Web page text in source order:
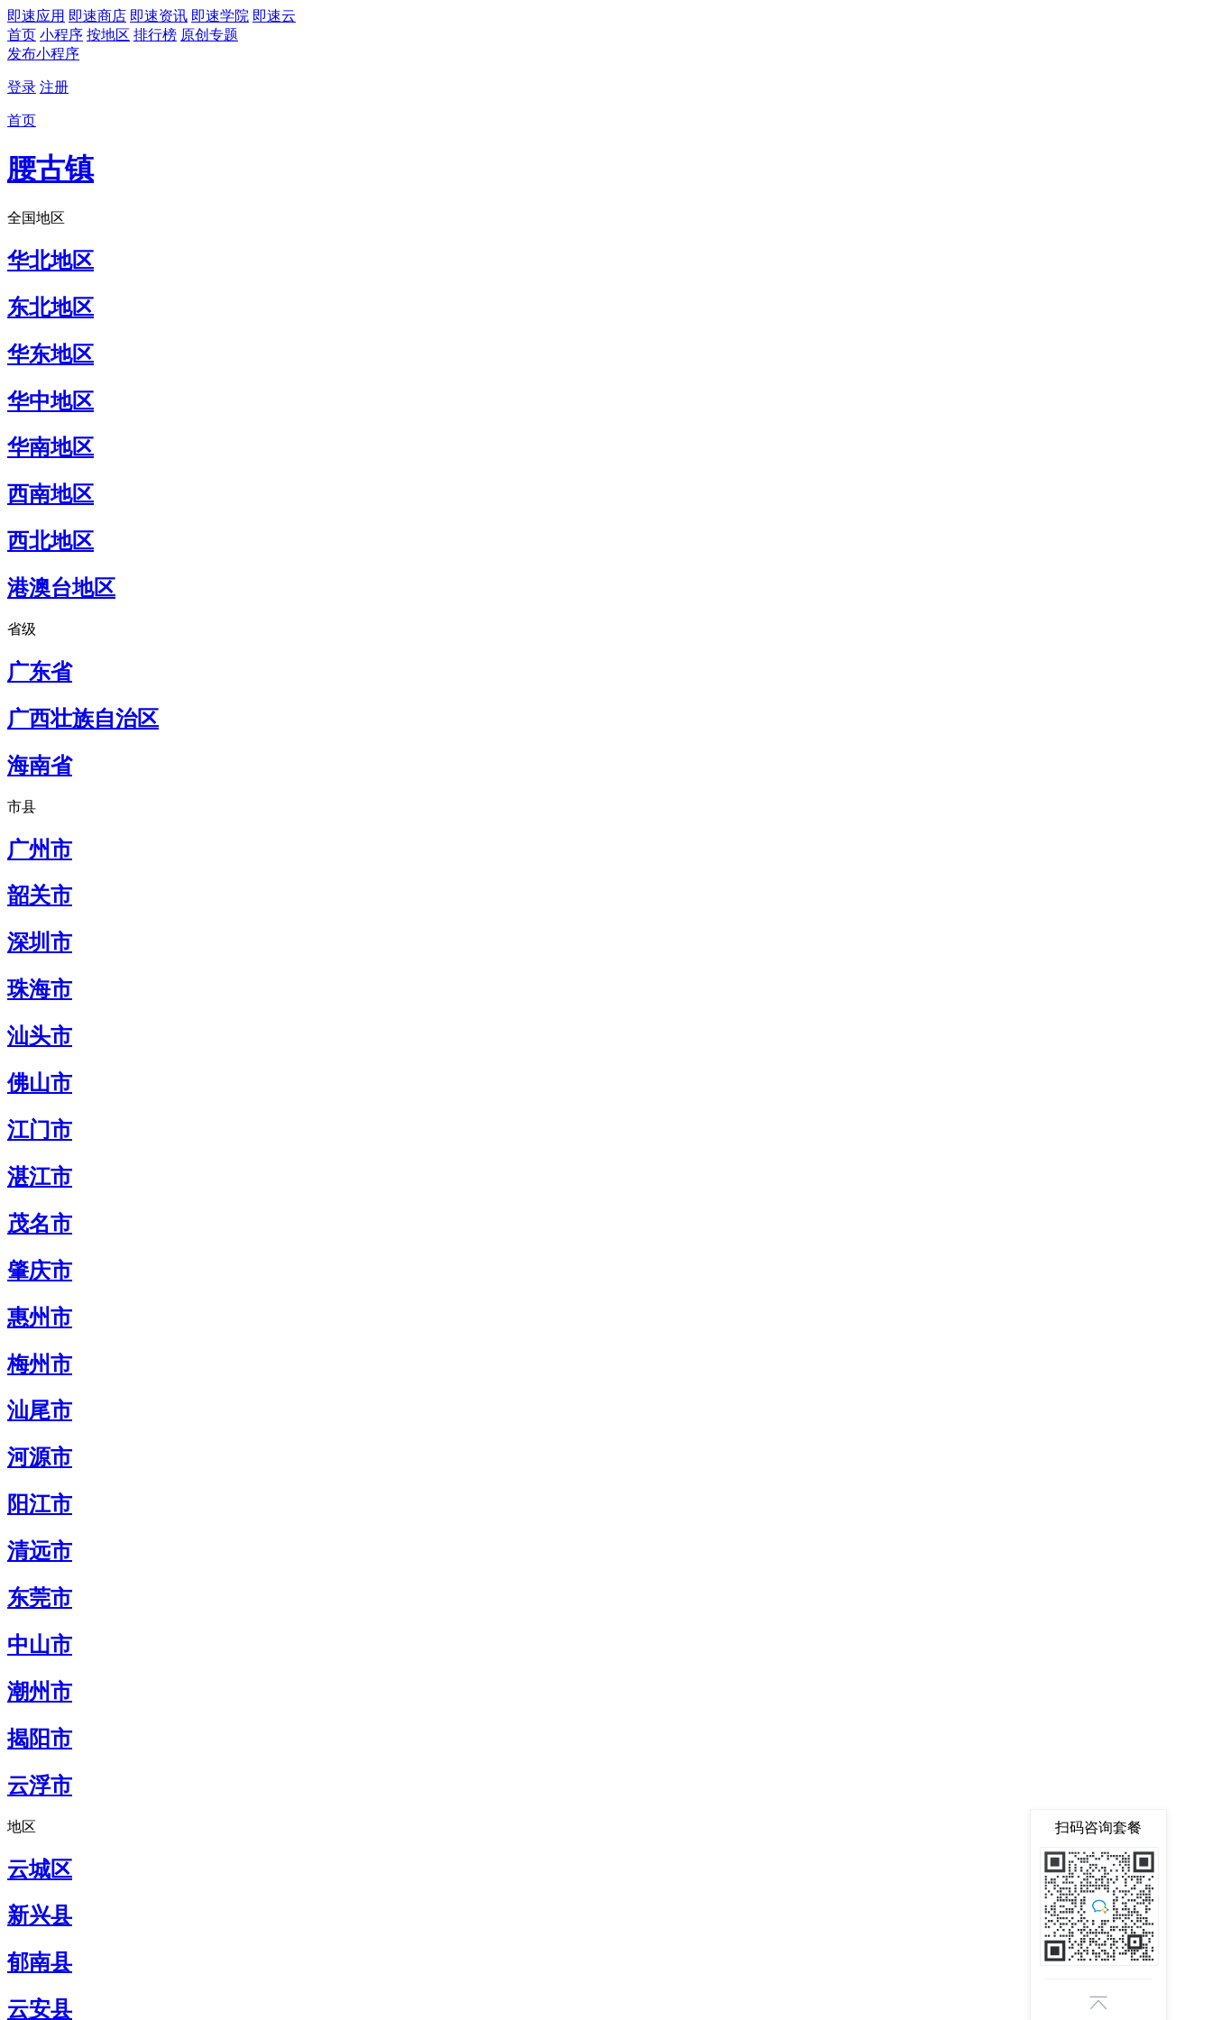
即速应用 即速商店 即速资讯 即速学院 即速云
首页 小程序 按地区 排行榜 原创专题
发布小程序
登录 注册
首页
腰古镇
全国地区
华北地区
东北地区
华东地区
华中地区
华南地区
西南地区
西北地区
港澳台地区
省级
广东省
广西壮族自治区
海南省
市县
广州市
韶关市
深圳市
珠海市
汕头市
佛山市
江门市
湛江市
茂名市
肇庆市
惠州市
梅州市
汕尾市
河源市
阳江市
清远市
东莞市
中山市
潮州市
揭阳市
云浮市
地区
云城区
新兴县
郁南县
云安县
扫码咨询套餐